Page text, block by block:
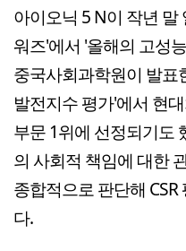
아이오닉 5 N이 작년 말
워즈'에서 '올해의 고성
중국사회과학원이 발표
발전지수 평가'에서 현
부문 1위에 선정되기도
의 사회적 책임에 대한
종합적으로 판단해
다.